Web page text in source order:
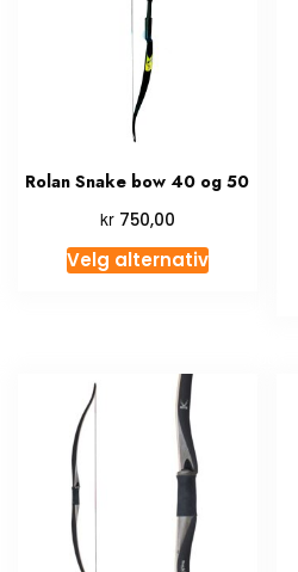
Rolan Snake bow 40 og 50
kr750,00
Velg alternativ